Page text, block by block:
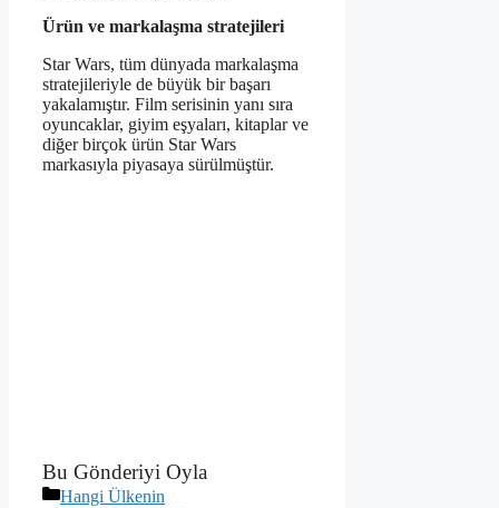
Ürün ve markalaşma stratejileri
Star Wars, tüm dünyada markalaşma
stratejileriyle de büyük bir başarı
yakalamıştır. Film serisinin yanı sıra
oyuncaklar, giyim eşyaları, kitaplar ve
diğer birçok ürün Star Wars
markasıyla piyasaya sürülmüştür.
Bu Gönderiyi Oyla
Kategoriler
Hangi Ülkenin